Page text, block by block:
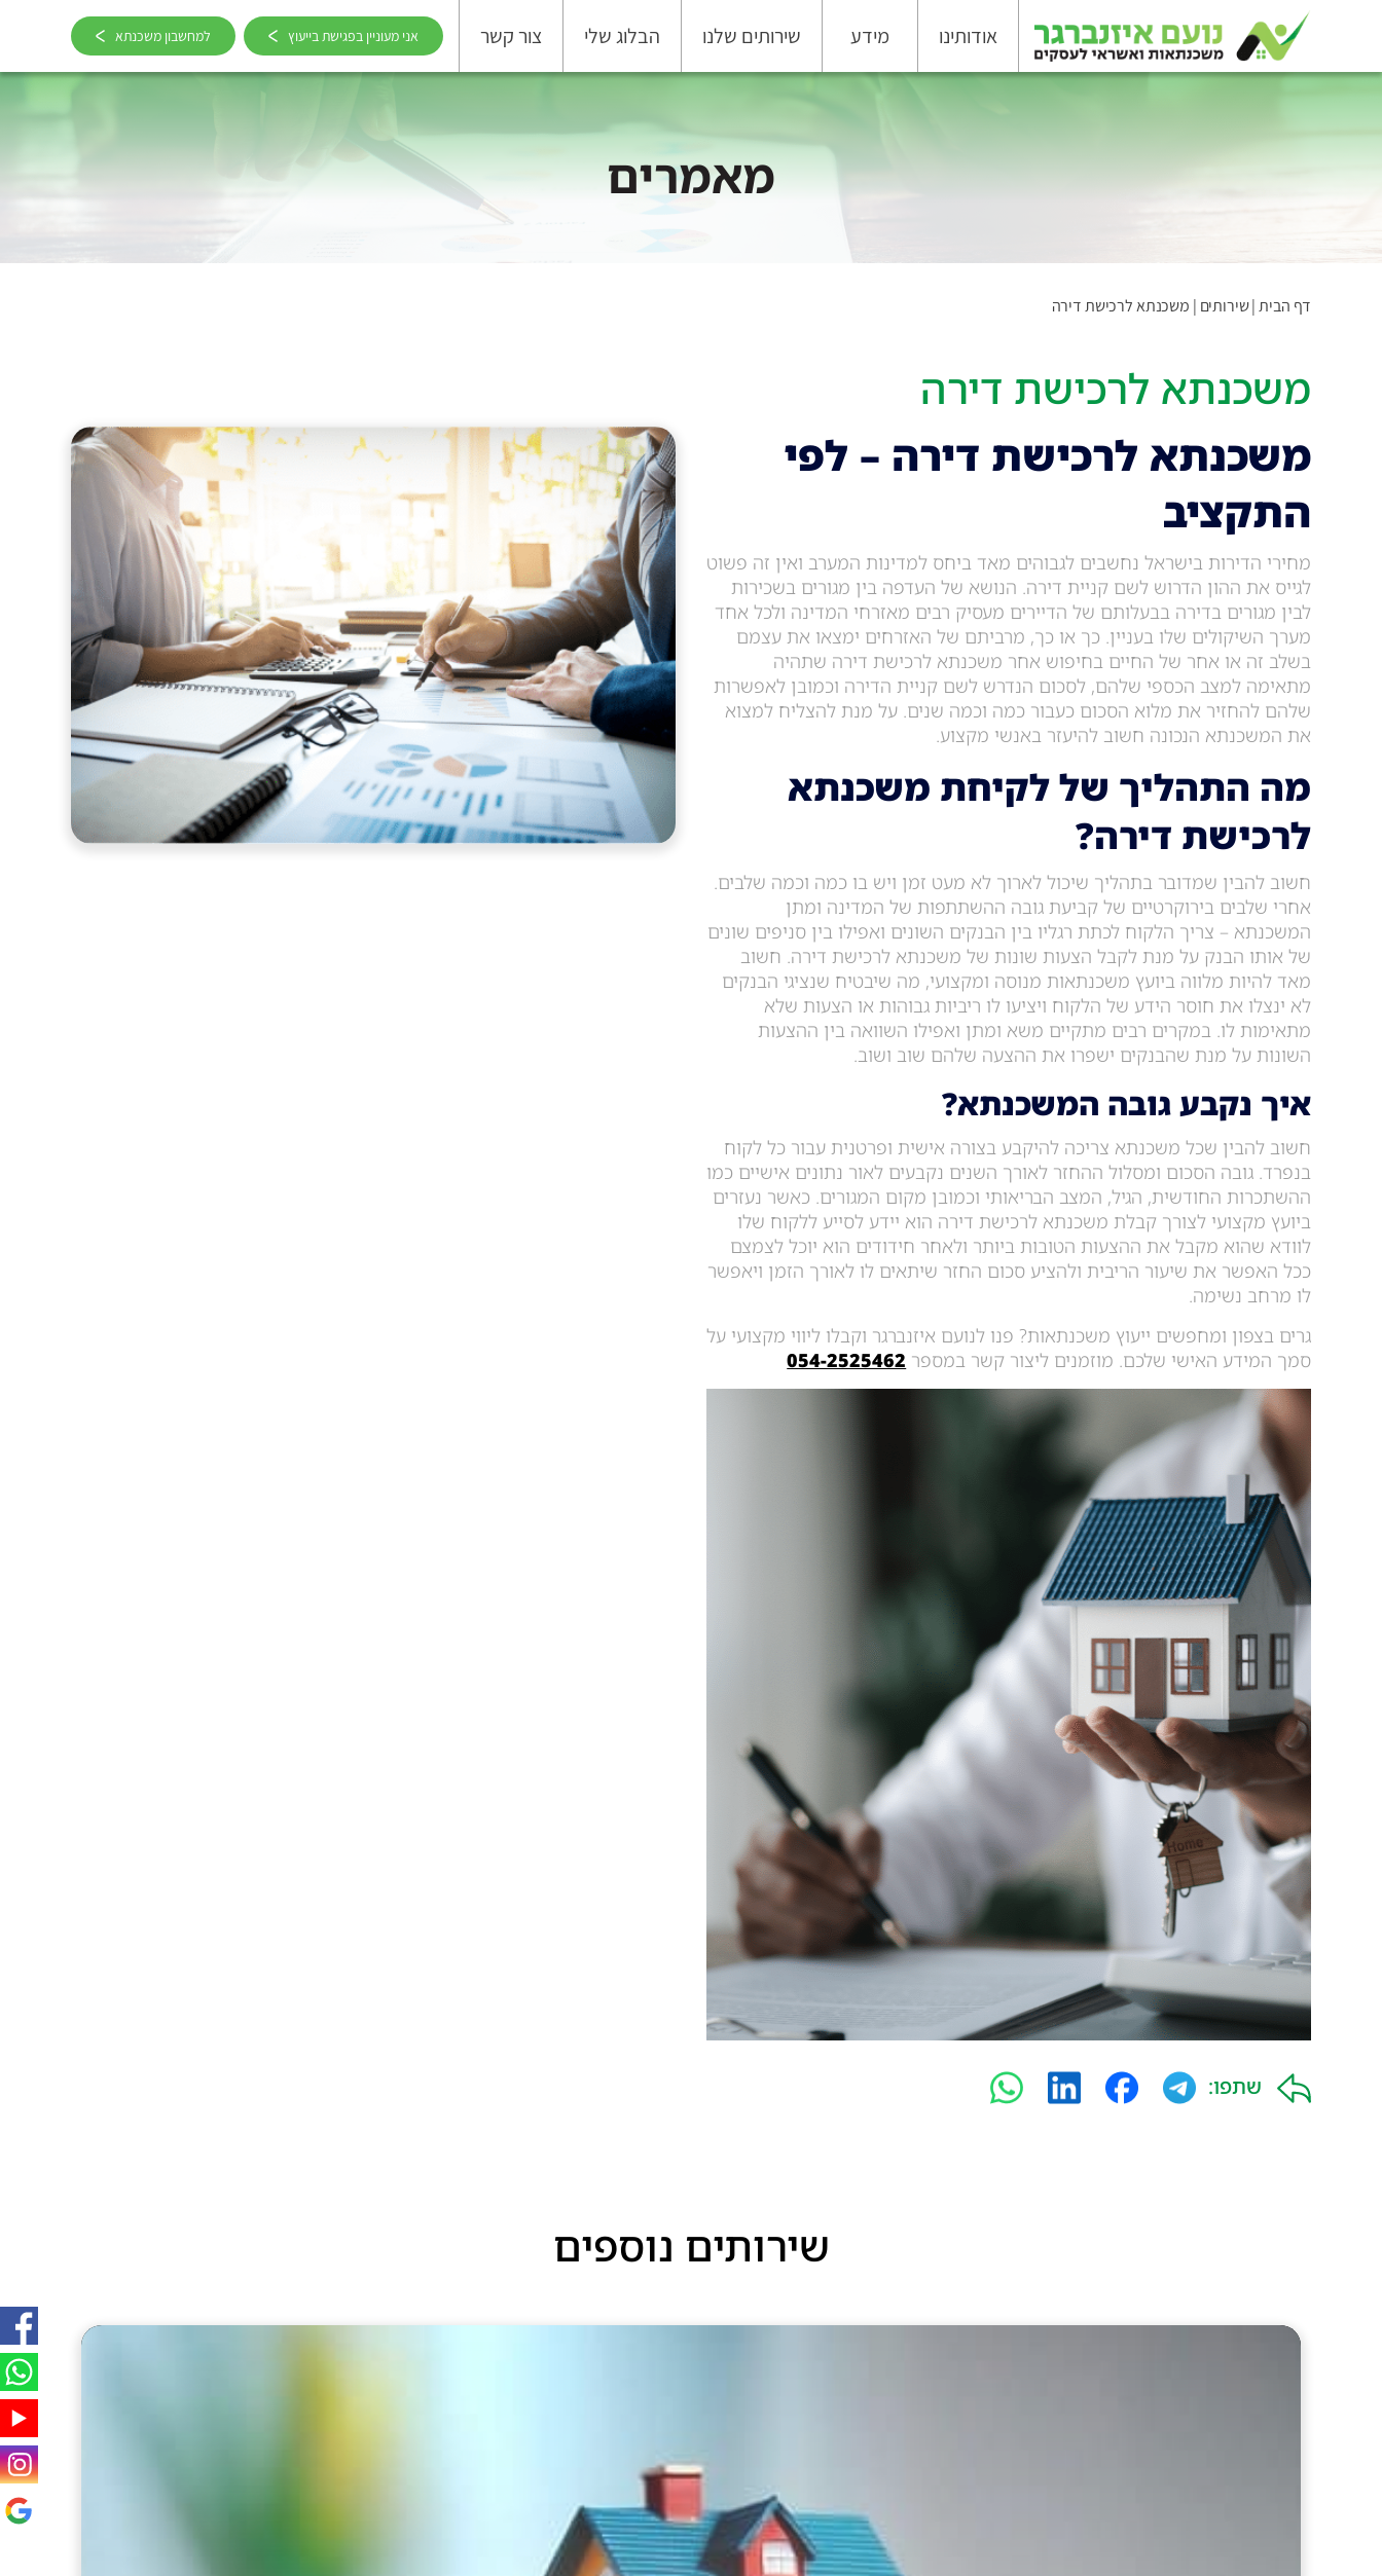
אודותינו מידע שירותים שלנו הבלוג שלי צור קשר אני מעוניין בפגישת בייעוץ למחשבון משכנתא
מאמרים
דף הבית|שירותים | משכנתא לרכישת דירה
משכנתא לרכישת דירה
משכנתא לרכישת דירה – לפי
התקציב
מחירי הדירות בישראל נחשבים לגבוהים מאד ביחס למדינות המערב ואין זה פשוט
לגייס את ההון הדרוש לשם קניית דירה. הנושא של העדפה בין מגורים בשכירות
לבין מגורים בדירה בבעלותם של הדיירים מעסיק רבים מאזרחי המדינה ולכל אחד
מערך השיקולים שלו בעניין. כך או כך, מרביתם של האזרחים ימצאו את עצמם
בשלב זה או אחר של החיים בחיפוש אחר משכנתא לרכישת דירה שתהיה
מתאימה למצב הכספי שלהם, לסכום הנדרש לשם קניית הדירה וכמובן לאפשרות
שלהם להחזיר את מלוא הסכום כעבור כמה וכמה שנים. על מנת להצליח למצוא
את המשכנתא הנכונה חשוב להיעזר באנשי מקצוע.
מה התהליך של לקיחת משכנתא
לרכישת דירה?
חשוב להבין שמדובר בתהליך שיכול לארוך לא מעט זמן ויש בו כמה וכמה שלבים.
אחרי שלבים בירוקרטיים של קביעת גובה ההשתתפות של המדינה ומתן
המשכנתא – צריך הלקוח לכתת רגליו בין הבנקים השונים ואפילו בין סניפים שונים
של אותו הבנק על מנת לקבל הצעות שונות של משכנתא לרכישת דירה. חשוב
מאד להיות מלווה ביועץ משכנתאות מנוסה ומקצועי, מה שיבטיח שנציגי הבנקים
לא ינצלו את חוסר הידע של הלקוח ויציעו לו ריביות גבוהות או הצעות שלא
מתאימות לו. במקרים רבים מתקיים משא ומתן ואפילו השוואה בין ההצעות
השונות על מנת שהבנקים ישפרו את ההצעה שלהם שוב ושוב.
איך נקבע גובה המשכנתא?
חשוב להבין שכל משכנתא צריכה להיקבע בצורה אישית ופרטנית עבור כל לקוח
בנפרד. גובה הסכום ומסלול ההחזר לאורך השנים נקבעים לאור נתונים אישיים כמו
ההשתכרות החודשית, הגיל, המצב הבריאותי וכמובן מקום המגורים. כאשר נעזרים
ביועץ מקצועי לצורך קבלת משכנתא לרכישת דירה הוא יידע לסייע ללקוח שלו
לוודא שהוא מקבל את ההצעות הטובות ביותר ולאחר חידודים הוא יוכל לצמצם
ככל האפשר את שיעור הריבית ולהציע סכום החזר שיתאים לו לאורך הזמן ויאפשר
לו מרחב נשימה.
גרים בצפון ומחפשים ייעוץ משכנתאות? פנו לנועם איזנברגר וקבלו ליווי מקצועי על
סמך המידע האישי שלכם. מוזמנים ליצור קשר במספר 054-2525462
שתפו:
שירותים נוספים